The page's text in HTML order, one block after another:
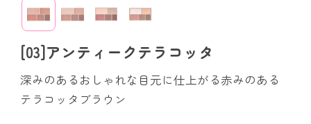
[03]アンティークテラコッタ
深みのあるおしゃれな目元に仕上がる赤みのある
テラコッタブラウン